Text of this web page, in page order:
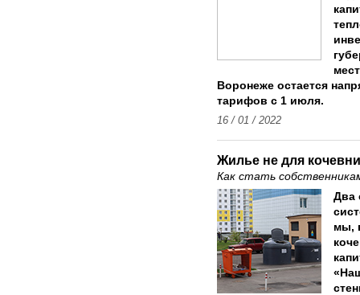
Воронеже остается
тарифов с 1 июля.
16 / 01 / 2022
Жилье не для
Как стать
Два
мы,